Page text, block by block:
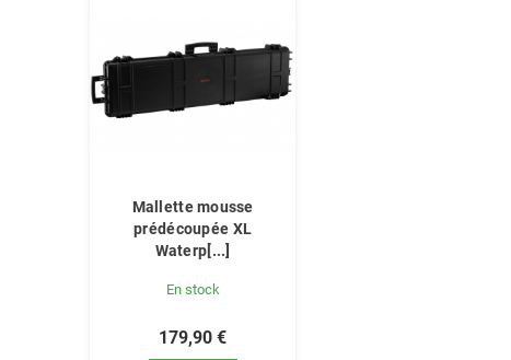
Mallette mousse
prédécoupée XL
Waterp[...]
En stock
179,90 €